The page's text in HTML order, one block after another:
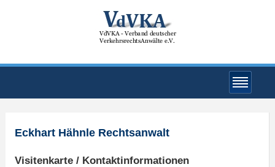
Eckhart Hähnle Rechtsanwalt
Visitenkarte / Kontaktinformationen